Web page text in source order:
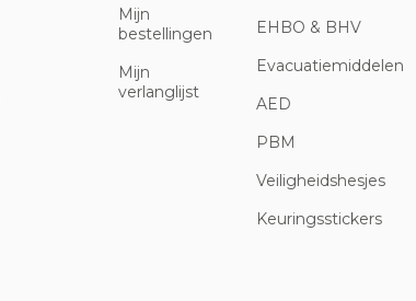
Mijn
bestellingen
Mijn
verlanglijst
EHBO & BHV
Evacuatiemiddelen
AED
PBM
Veiligheidshesjes
Keuringsstickers